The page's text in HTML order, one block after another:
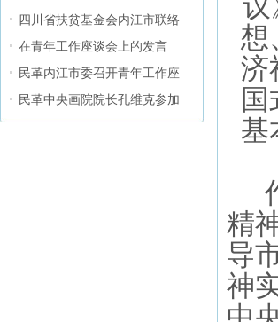
四川省扶贫基金会内江市联络
在青年工作座谈会上的发言
民革内江市委召开青年工作座
民革中央画院院长孔维克参加
议
想
济
基
精
导
神